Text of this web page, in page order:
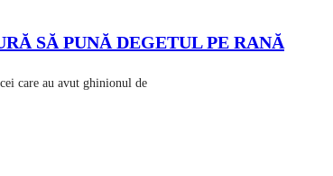
SĂ PUNĂ DEGETUL PE RANĂ
care au avut ghinionul de